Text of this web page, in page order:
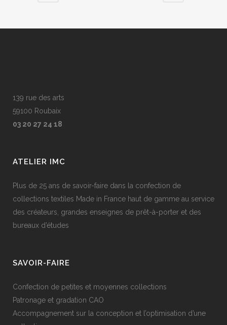
139 rue des arts
59100 Roubaix
03 20 27 24 18
ATELIER IMC
Plus de 25 ans de savoir-faire dans la confection de
collections textiles Made in France haut de gamme au service
des créateurs, grandes enseignes de prêt-à-porter et des
bureaux d’études
SAVOIR-FAIRE
Confection de petites et moyennes collections
Patronage et gradation CAO
Accompagnement sur la conception et l’optimisation d’une